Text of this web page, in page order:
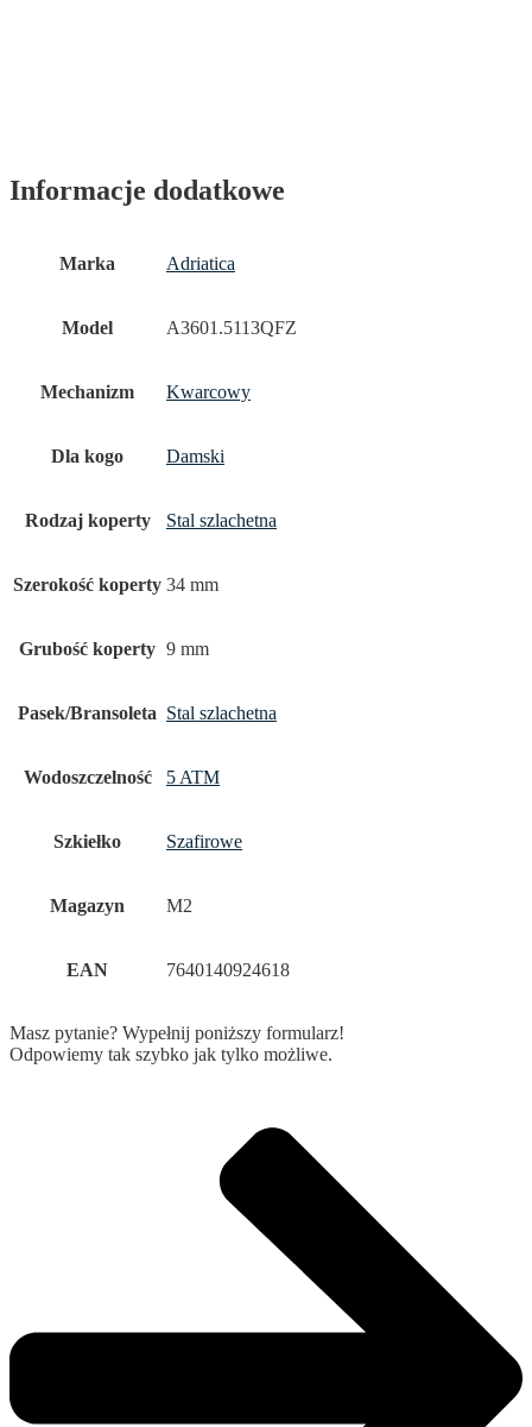
Informacje dodatkowe
Marka Adriatica
Model A3601.5113QFZ
Mechanizm Kwarcowy
Dla kogo Damski
Rodzaj koperty Stal szlachetna
Szerokość koperty 34 mm
Grubość koperty 9 mm
Pasek/Bransoleta Stal szlachetna
Wodoszczelność 5 ATM
Szkiełko Szafirowe
Magazyn M2
EAN 7640140924618
Masz pytanie? Wypełnij poniższy formularz!
Odpowiemy tak szybko jak tylko możliwe.